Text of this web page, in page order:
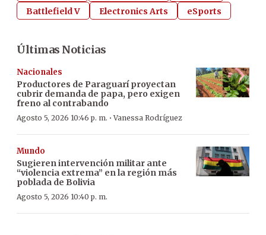
Battlefield V
Electronics Arts eSports
Últimas Noticias
Nacionales
Productores de Paraguarí proyectan
cubrir demanda de papa, pero exigen
freno al contrabando
Agosto 5, 2026 10:46 p. m. ·Vanessa Rodríguez
Mundo
Sugieren intervención militar ante
“violencia extrema” en la región más
poblada de Bolivia
Agosto 5, 2026 10:40 p. m.